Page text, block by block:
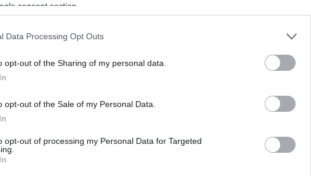
consent section.
Data Processing Opt Outs
opt-out of the Sharing of my personal data.
opt-out of the Sale of my Personal Data.
opt-out of processing my Personal Data for Targeted
αμιγώς ηλεκτρική Ferrari, οι
περιπτώσεις, ιδιαίτερα